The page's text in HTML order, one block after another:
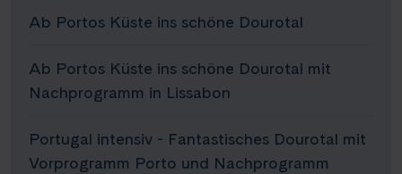
Angebote
Infos
Kontakt
Ab Portos Küste ins schöne Dourotal
Ab Portos Küste ins schöne Dourotal mit
Nachprogramm in Lissabon
Portugal intensiv - Fantastisches Dourotal mit
Vorprogramm Porto und Nachprogramm